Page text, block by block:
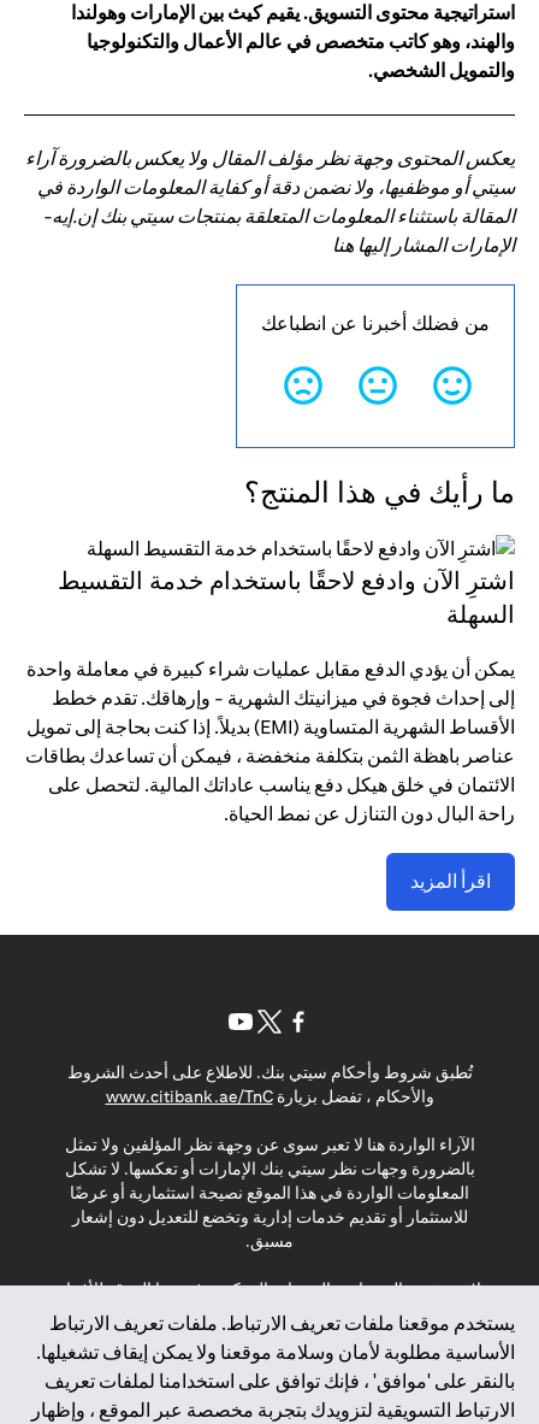
استراتيجية محتوى التسويق. يقيم كيث بين الإمارات وهولندا
والهند، وهو كاتب متخصص في عالم الأعمال والتكنولوجيا
والتمويل الشخصي.
يعكس المحتوى وجهة نظر مؤلف المقال ولا يعكس بالضرورة آراء
سيتي أو موظفيها، ولا نضمن دقة أو كفاية المعلومات الواردة في
المقالة باستثناء المعلومات المتعلقة بمنتجات سيتي بنك إن.إيه-
الإمارات المشار إليها هنا
من فضلك أخبرنا عن انطباعك
ما رأيك في هذا المنتج؟
اشترِ الآن وادفع لاحقًا باستخدام خدمة التقسيط
السهلة
يمكن أن يؤدي الدفع مقابل عمليات شراء كبيرة في معاملة واحدة
إلى إحداث فجوة في ميزانيتك الشهرية - وإرهاقك. تقدم خطط
الأقساط الشهرية المتساوية (EMI) بديلاً. إذا كنت بحاجة إلى تمويل
عناصر باهظة الثمن بتكلفة منخفضة ، فيمكن أن تساعدك بطاقات
الائتمان في خلق هيكل دفع يناسب عاداتك المالية. لتحصل على
راحة البال دون التنازل عن نمط الحياة.
اقرأ المزيد
يستخدم موقعنا ملفات تعريف الارتباط. ملفات تعريف الارتباط
الأساسية مطلوبة لأمان وسلامة موقعنا ولا يمكن إيقاف تشغيلها.
بالنقر على 'موافق' ، فإنك توافق على استخدامنا لملفات تعريف
الارتباط التسويقية لتزويدك بتجربة مخصصة عبر الموقع ، وإظهار
تُطبق شروط وأحكام سيتي بنك. للاطلاع على أحدث الشروط
والأحكام ، تفضل بزيارةwww.citibank.ae/TnC
(opens in a new tab)
الآراء الواردة هنا لا تعبر سوى عن وجهة نظر المؤلفين ولا تمثل
بالضرورة وجهات نظر سيتي بنك الإمارات أو تعكسها. لا تشكل
المعلومات الواردة في هذا الموقع نصيحة استثمارية أو عرضًا
للاستثمار أو تقديم خدمات إدارية وتخضع للتعديل دون إشعار
مسبق.
لا يتم تقديم المنتجات والخدمات المذكورة في هذا الموقع للأفراد
المقيمين في الاتحاد الأوروبي أو المنطقة الاقتصادية الأوروبية أو
سويسرا أو غيرنسي أو جيرسي أو موناكو أو سان مارينو أو
الفاتيكان أو جزيرة مان أو المملكة المتحدة أو خصوصية البيانات
(لائحة حماية البيانات العامة \ قانون حماية البيانات الشخصية
العامة \ قانون خصوصية نيوزيلندا). المحتوى الموجود في هذه